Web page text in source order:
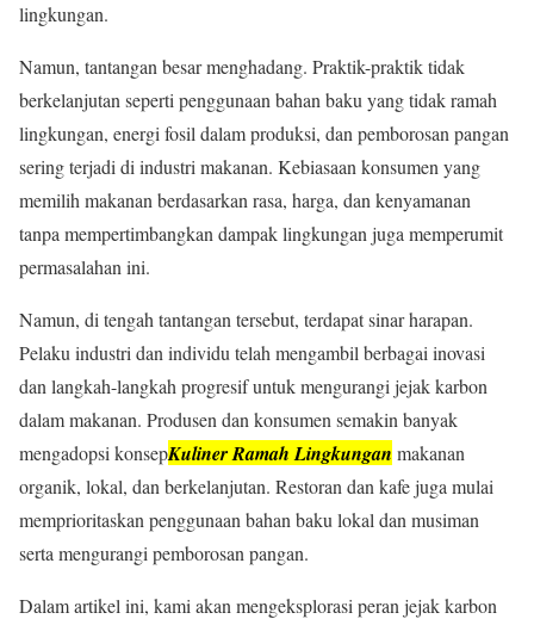
lingkungan.
Namun, tantangan besar menghadang. Praktik-praktik tidak
berkelanjutan seperti penggunaan bahan baku yang tidak ramah
lingkungan, energi fosil dalam produksi, dan pemborosan pangan
sering terjadi di industri makanan. Kebiasaan konsumen yang
memilih makanan berdasarkan rasa, harga, dan kenyamanan
tanpa mempertimbangkan dampak lingkungan juga memperumit
permasalahan ini.
Namun, di tengah tantangan tersebut, terdapat sinar harapan.
Pelaku industri dan individu telah mengambil berbagai inovasi
dan langkah-langkah progresif untuk mengurangi jejak karbon
dalam makanan. Produsen dan konsumen semakin banyak
mengadopsi konsepKuliner Ramah Lingkungan makanan
organik, lokal, dan berkelanjutan. Restoran dan kafe juga mulai
memprioritaskan penggunaan bahan baku lokal dan musiman
serta mengurangi pemborosan pangan.
Dalam artikel ini, kami akan mengeksplorasi peran jejak karbon